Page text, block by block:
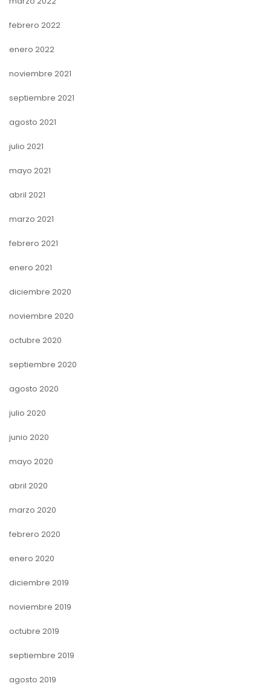
febrero 2022
enero 2022
noviembre 2021
septiembre 2021
agosto 2021
julio 2021
mayo 2021
abril 2021
marzo 2021
febrero 2021
enero 2021
diciembre 2020
noviembre 2020
octubre 2020
septiembre 2020
agosto 2020
julio 2020
junio 2020
mayo 2020
abril 2020
marzo 2020
febrero 2020
enero 2020
diciembre 2019
noviembre 2019
octubre 2019
septiembre 2019
agosto 2019